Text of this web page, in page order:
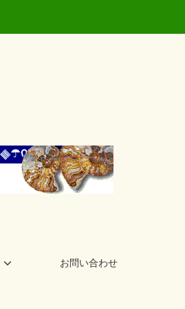
お問い合わせ